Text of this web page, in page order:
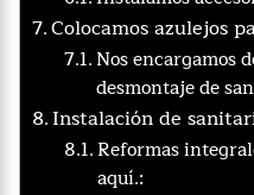
Colocamos azulejos
Nos encargamos
desmontaje de
Instalación de
Reformas
aquí.: